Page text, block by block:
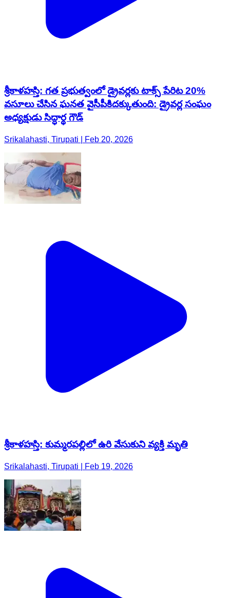
శ్రీకాళహస్తి: గత ప్రభుత్వంలో డ్రైవర్లకు టాక్స్ పేరిట 20%
వసూలు చేసిన ఘనత వైసీపీకిదక్కుతుంది: డ్రైవర్ల సంఘం
అధ్యక్షుడు సిద్ధార్థ గౌడ్
Srikalahasti, Tirupati | Feb 20, 2026
శ్రీకాళహస్తి: కుమ్మరపల్లిలో ఉరి వేసుకుని వ్యక్తి మృతి
Srikalahasti, Tirupati | Feb 19, 2026